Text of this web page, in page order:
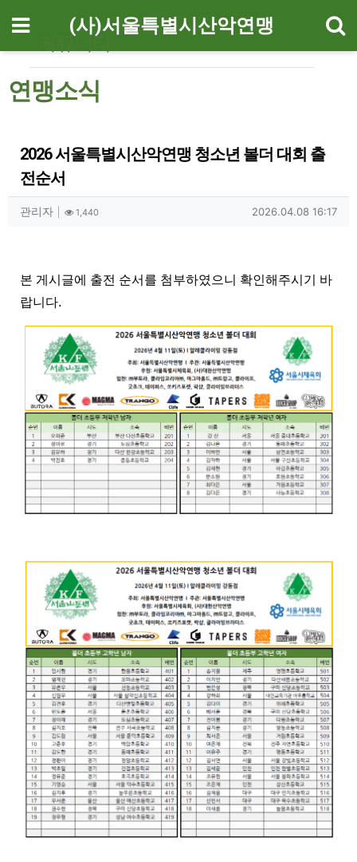
메뉴 (사)서울특별시산악연맹
커뮤니티
연맹소식
2026 서울특별시산악연맹 청소년 볼더 대회 출
전순서
작성자 정보
관리자 작성1,440조회 작성일
2026.04.08 16:17
본문
본 게시글에 출전 순서를 첨부하였으니 확인해주시기 바
랍니다.